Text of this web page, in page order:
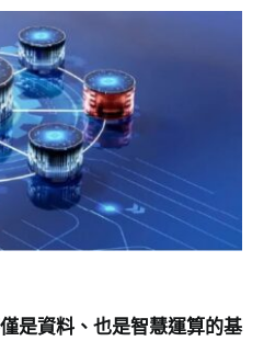
是資料、也是智慧運算的基